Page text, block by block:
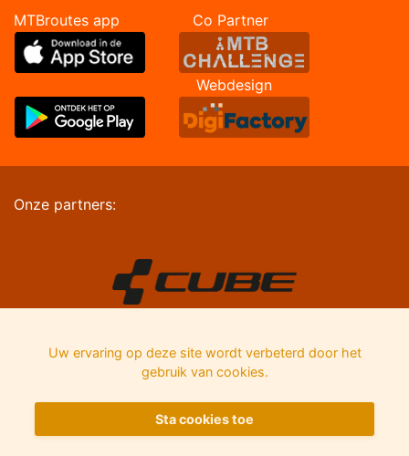
MTBroutes app Co Partner
Webdesign
Onze partners:
Uw ervaring op deze site wordt verbeterd door het
gebruik van cookies.
Sta cookies toe